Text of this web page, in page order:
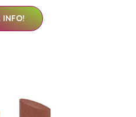
INFO!